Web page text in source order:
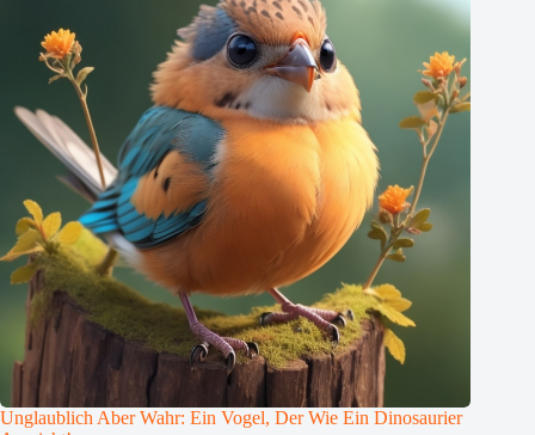
Unglaublich Aber Wahr: Ein Vogel, Der Wie Ein Dinosaurier